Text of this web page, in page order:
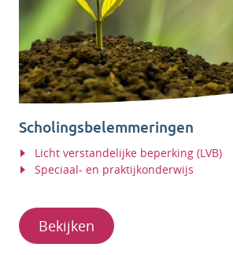
Scholingsbelemmeringen
Licht verstandelijke beperking (LVB)
Speciaal- en praktijkonderwijs
Bekijken